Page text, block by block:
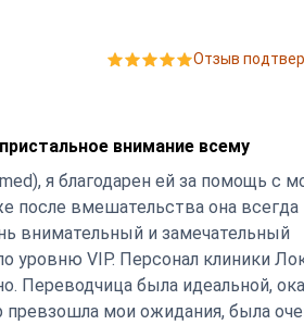
Отзыв
внимание всему
я благодарен ей за помощь с
после вмешательства она всегда
внимательный и замечательный
уровню VIP. Персонал клиники
Переводчица была идеальной,
мои ожидания, была